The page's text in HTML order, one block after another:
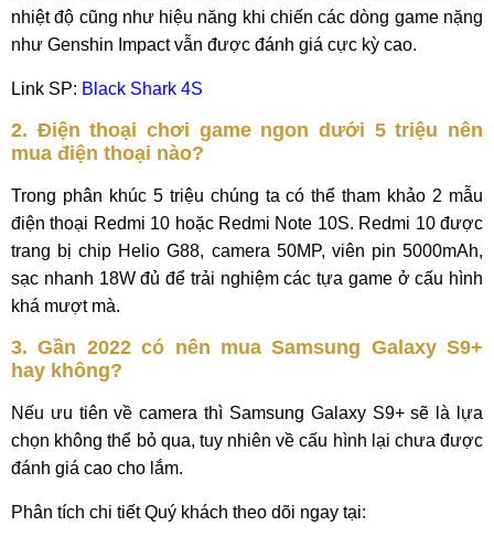
nhiệt độ cũng như hiệu năng khi chiến các dòng game nặng
như Genshin Impact vẫn được đánh giá cực kỳ cao.
Link SP: Black Shark 4S
2. Điện thoại chơi game ngon dưới 5 triệu nên
mua điện thoại nào?
Trong phân khúc 5 triệu chúng ta có thể tham khảo 2 mẫu
điện thoại Redmi 10 hoặc Redmi Note 10S. Redmi 10 được
trang bị chip Helio G88, camera 50MP, viên pin 5000mAh,
sạc nhanh 18W đủ để trải nghiệm các tựa game ở cấu hình
khá mượt mà.
3. Gần 2022 có nên mua Samsung Galaxy S9+
hay không?
Nếu ưu tiên về camera thì Samsung Galaxy S9+ sẽ là lựa
chọn không thể bỏ qua, tuy nhiên về cấu hình lại chưa được
đánh giá cao cho lắm.
Phân tích chi tiết Quý khách theo dõi ngay tại: